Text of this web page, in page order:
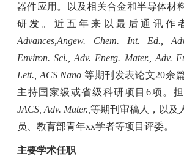
器件应用。以及相关合金和半导体材
研发。近五年来以最后通讯作
Advances, Angew. Chem. Int. Ed.,
Environ. Sci., Adv. Energ. Mater., Adv.
Lett., ACS Nano 等期刊发表论文20余
主持国家级或省级科研项目 6项。
JACS, Adv. Mater., 等期刊审稿人，以及
员、教育部青年xx学者等项目评委。
主要学术任职